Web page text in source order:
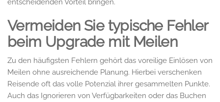
entscheidenden Vorteil bringen.
Vermeiden Sie typische Fehler
beim Upgrade mit Meilen
Zu den häufigsten Fehlern gehört das voreilige Einlösen von
Meilen ohne ausreichende Planung. Hierbei verschenken
Reisende oft das volle Potenzial ihrer gesammelten Punkte.
Auch das Ignorieren von Verfügbarkeiten oder das Buchen